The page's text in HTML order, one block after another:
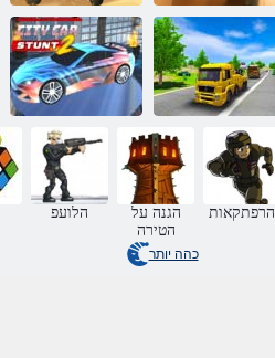
רבדמה תתיבש
ךרד
6 שגפמ תדוקנ
2 ינוריע תוינוכמ
לולעפ
תיתרובחת הגיהנ
רוטלומיס
הלועפ
הגנה על
הטירה
הרפתקאות
כהה יותר